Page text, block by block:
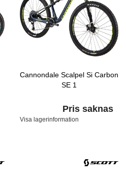
Cannondale Scalpel Si Carbon
SE 1
Pris saknas
Visa lagerinformation